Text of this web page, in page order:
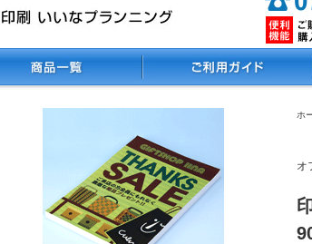
ホ
オ